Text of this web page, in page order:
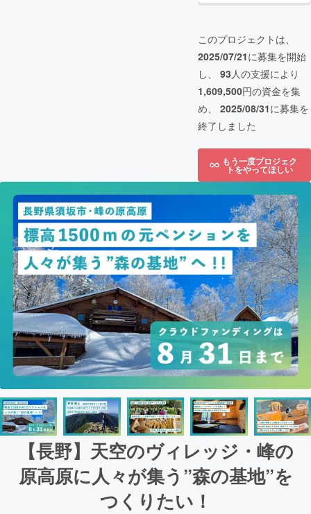
このプロジェクトは、
2025/07/21に募集を開始
し、 93人の支援により
1,609,500円の資金を集
め、 2025/08/31に募集を
終了しました
もう一度プロジェク
トをやってほしい
【長野】天空のヴィレッジ・峰の
原高原に人々が集う”森の基地”を
つくりたい！